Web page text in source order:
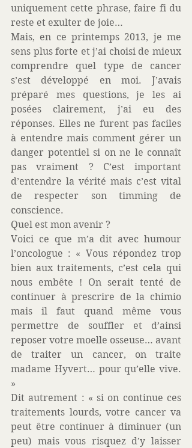
uniquement cette phrase, faire fi du
reste et exulter de joie…
Mais, en ce printemps 2013, je me
sens plus forte et j’ai choisi de mieux
comprendre quel type de cancer
s’est développé en moi. J’avais
préparé mes questions, je les ai
posées clairement, j’ai eu des
réponses. Elles ne furent pas faciles
à entendre mais comment gérer un
danger potentiel si on ne le connaît
pas vraiment ? C’est important
d’entendre la vérité mais c’est vital
de respecter son timming de
conscience.
Quel est mon avenir ?
Voici ce que m’a dit avec humour
l’oncologue : « Vous répondez trop
bien aux traitements, c’est cela qui
nous embête ! On serait tenté de
continuer à prescrire de la chimio
mais il faut quand même vous
permettre de souffler et d’ainsi
reposer votre moelle osseuse… avant
de traiter un cancer, on traite
madame Hyvert… pour qu’elle vive.
»
Dit autrement : « si on continue ces
traitements lourds, votre cancer va
peut être continuer à diminuer (un
peu) mais vous risquez d’y laisser